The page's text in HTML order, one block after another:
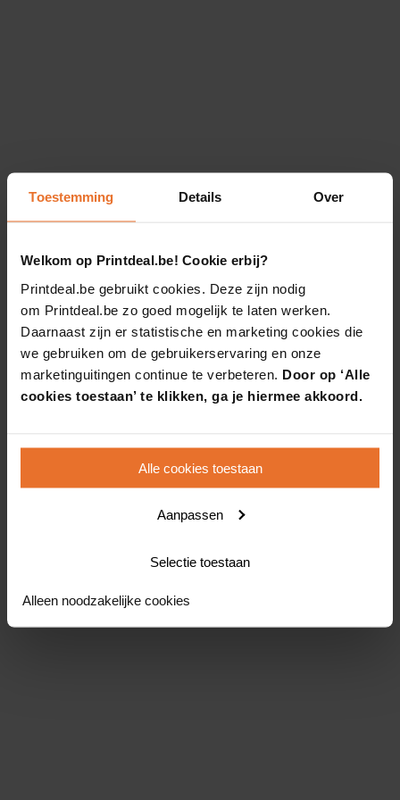
Toestemming Details Over
Welkom op Printdeal.be! Cookie erbij?
Printdeal.be gebruikt cookies. Deze zijn nodig
om Printdeal.be zo goed mogelijk te laten werken.
Daarnaast zijn er statistische en marketing cookies die
we gebruiken om de gebruikerservaring en onze
marketinguitingen continue te verbeteren. Door op ‘Alle
cookies toestaan’ te klikken, ga je hiermee akkoord.
Alle cookies toestaan
Aanpassen
Selectie toestaan
Alleen noodzakelijke cookies